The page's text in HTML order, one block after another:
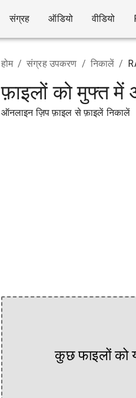
संग्रह ऑडियो वीडियो
होम / संग्रह उपकरण / निकालें /
फ़ाइलों को मुफ्त में
ऑनलाइन ज़िप फ़ाइल से फ़ाइलें निकालें
कुछ फाइलों को